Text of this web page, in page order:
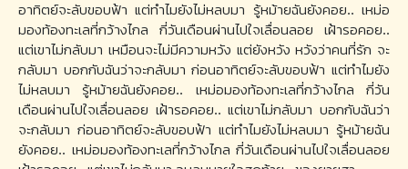
อาทิตย์จะลับขอบฟ้า แต่ทำไมยังไม่หลบมา รู้หม้ายฉันยังคอย.. เหม่อ
มองท้องทะเลที่กว้างไกล กี่วันเดือนผ่านไปใจเลื่อนลอย เฝ้ารอคอย..
แต่เขาไม่กลับมา เหมือนจะไม่มีความหวัง แต่ยังหวัง หวังว่าคนที่รัก จะ
กลับมา บอกกับฉันว่าจะกลับมา ก่อนอาทิตย์จะลับขอบฟ้า แต่ทำไมยัง
ไม่หลบมา รู้หม้ายฉันยังคอย.. เหม่อมองท้องทะเลที่กว้างไกล กี่วัน
เดือนผ่านไปใจเลื่อนลอย เฝ้ารอคอย.. แต่เขาไม่กลับมา บอกกับฉันว่า
จะกลับมา ก่อนอาทิตย์จะลับขอบฟ้า แต่ทำไมยังไม่หลบมา รู้หม้ายฉัน
ยังคอย.. เหม่อมองท้องทะเลที่กว้างไกล กี่วันเดือนผ่านไปใจเลื่อนลอย